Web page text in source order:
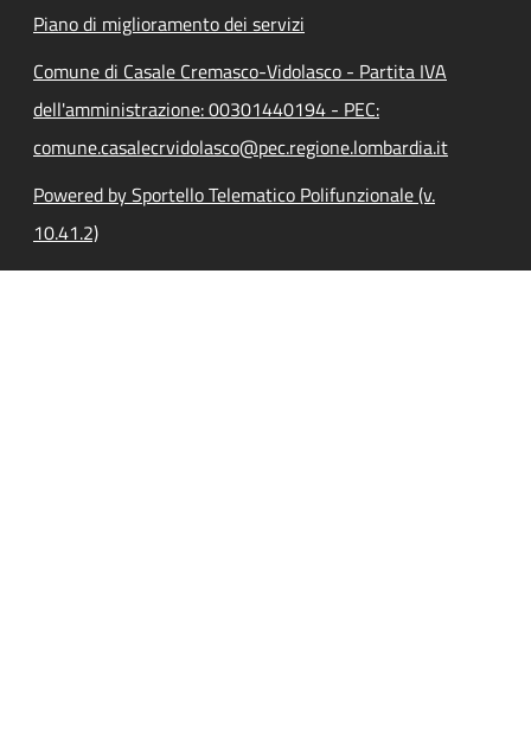
Piano di miglioramento dei servizi
Comune di Casale Cremasco-Vidolasco - Partita IVA
dell'amministrazione: 00301440194 - PEC:
comune.casalecrvidolasco@pec.regione.lombardia.it
Powered by Sportello Telematico Polifunzionale (v.
10.41.2)